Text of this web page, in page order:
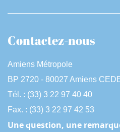
Contactez-nous
Amiens Métropole
BP 2720 - 80027 Amiens
Tél. : (33) 3 22 97 40 40
Fax. : (33) 3 22 97 42 53
Une question, une